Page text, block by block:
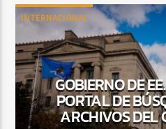
INTERNACIONAL
GOBIERNO DE
PORTAL DE
ARCHIVOS DEL